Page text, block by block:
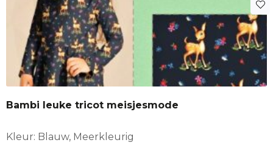
Bambi leuke tricot meisjesmode
Kleur: Blauw, Meerkleurig